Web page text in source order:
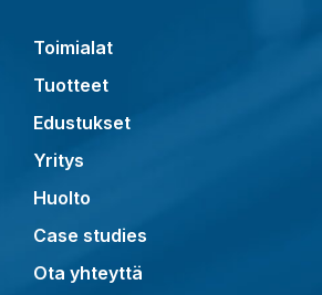
Toimialat
Tuotteet
Edustukset
Yritys
Huolto
Case studies
Ota yhteyttä